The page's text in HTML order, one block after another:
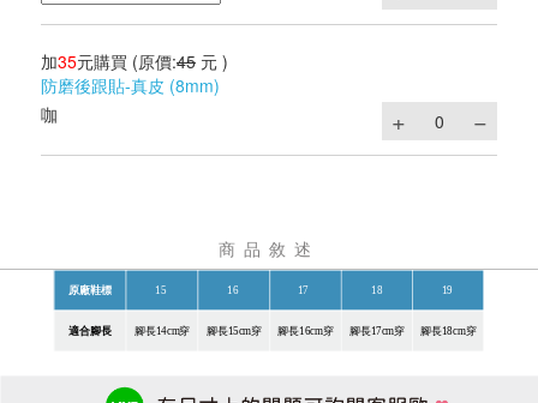
加35元購買 (原價:45 元 )
防磨後跟貼-真皮 (8mm)
咖
商品敘述